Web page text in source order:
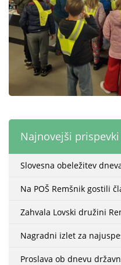
Najnovejši prispevki
Slovesna obeležitev
Na POŠ Remšnik gostili
Zahvala Lovski družini
Nagradni izlet za
Proslava ob dnevu